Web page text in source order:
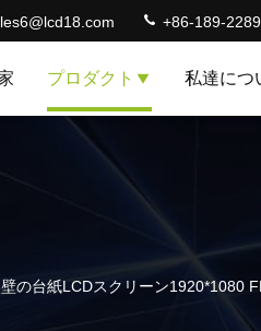
+86-189-
プロダクト 私達につ
の台紙LCDスクリーン1920*1080